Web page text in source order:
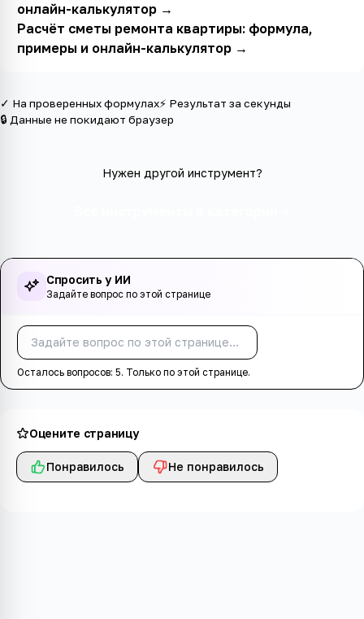
онлайн-калькулятор→
Расчёт сметы ремонта квартиры: формула,
примеры и онлайн-калькулятор→
✓ На проверенных формулах⚡ Результат за секунды
🔒 Данные не покидают браузер
Нужен другой инструмент?
Спросить у ИИ
Задайте вопрос по этой странице
Осталось вопросов: 5. Только по этой странице.
Оцените страницу
Понравилось Не понравилось